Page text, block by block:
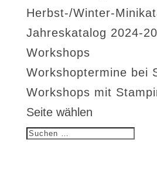
Herbst-/Winter-
Jahreskatalog 2024-
Workshops
Workshoptermine bei
Workshops mit
Seite wählen